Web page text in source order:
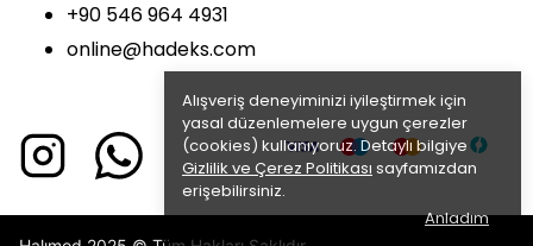
Alışveriş deneyiminizi iyileştirmek için
yasal düzenlemelere uygun çerezler
(cookies) kullanıyoruz. Detaylı bilgiye
Gizlilik ve Çerez Politikası sayfamızdan
erişebilirsiniz.
Anladım
+90 546 964 4931
online@hadeks.com